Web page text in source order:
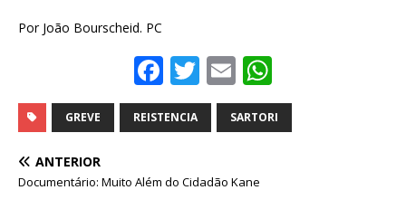
Por João Bourscheid. PC
F
a
c
b
T
w
it
r
E
m
ai
h
at
GREVE REISTENCIA SARTORI
ANTERIOR
Documentário: Muito Além do Cidadão Kane